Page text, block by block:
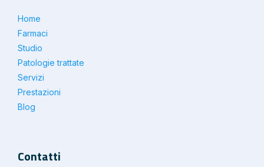
Home
Farmaci
Studio
Patologie trattate
Servizi
Prestazioni
Blog
Contatti